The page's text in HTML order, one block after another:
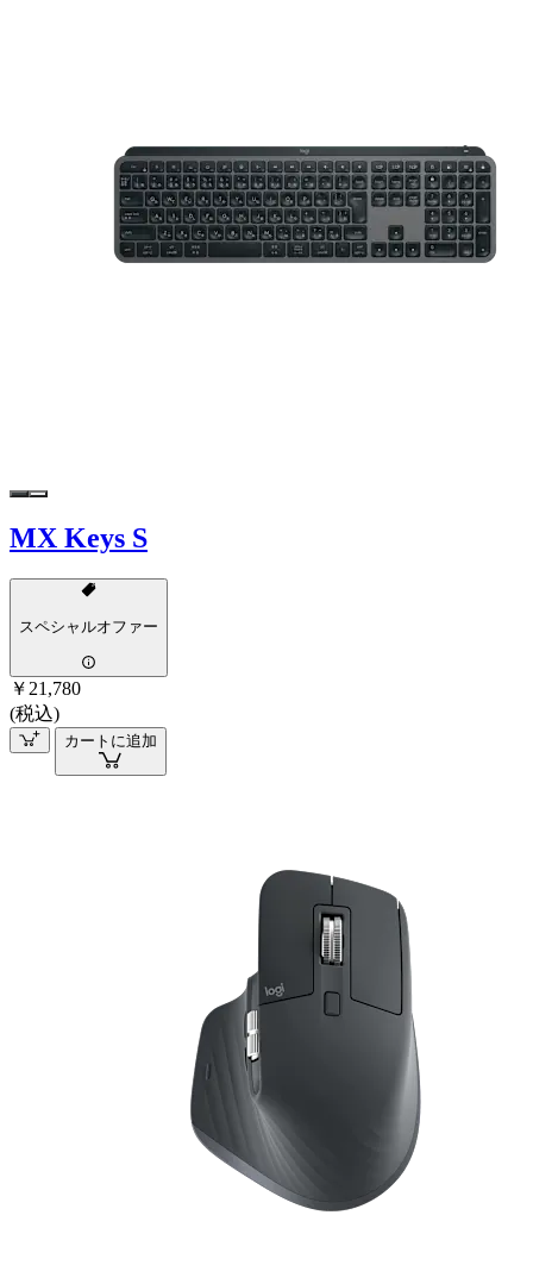
MX Keys S
スペシャルオファー
￥21,780
(税込)
カートに追加